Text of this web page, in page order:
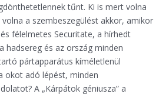
tűnt. Ki is mert volna
a szembeszegülést akkor, amikor
félelmetes Securitate, a hírhedt
hadsereg és az ország minden
pártapparátus kíméletlenül
okot adó lépést, minden
A „Kárpátok géniusza” a